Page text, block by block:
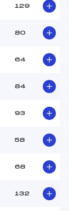
129
80
64
84
93
58
68
132